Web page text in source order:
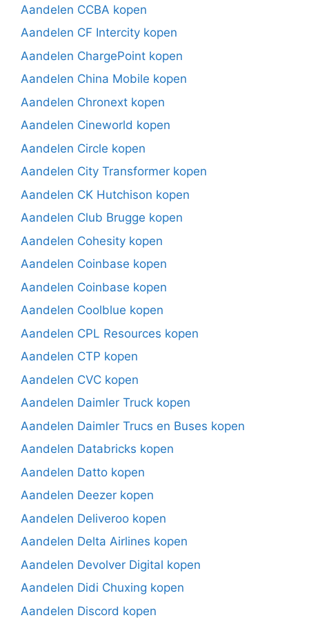
Aandelen CCBA kopen
Aandelen CF Intercity kopen
Aandelen ChargePoint kopen
Aandelen China Mobile kopen
Aandelen Chronext kopen
Aandelen Cineworld kopen
Aandelen Circle kopen
Aandelen City Transformer kopen
Aandelen CK Hutchison kopen
Aandelen Club Brugge kopen
Aandelen Cohesity kopen
Aandelen Coinbase kopen
Aandelen Coinbase kopen
Aandelen Coolblue kopen
Aandelen CPL Resources kopen
Aandelen CTP kopen
Aandelen CVC kopen
Aandelen Daimler Truck kopen
Aandelen Daimler Trucs en Buses kopen
Aandelen Databricks kopen
Aandelen Datto kopen
Aandelen Deezer kopen
Aandelen Deliveroo kopen
Aandelen Delta Airlines kopen
Aandelen Devolver Digital kopen
Aandelen Didi Chuxing kopen
Aandelen Discord kopen